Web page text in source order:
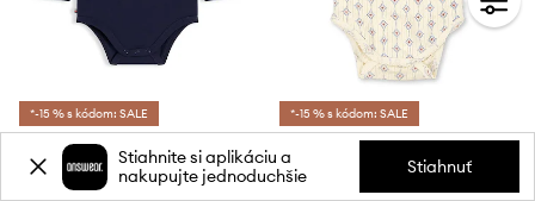
*-15 % s kódom: SALE
31,99 €
*-15 % s kódom: SALE
Konges Sløjd body dojčenské bavlnené MINNIE SS BODY GOTS
29,90 €
Stiahnite si aplikáciu a
nakupujte jednoduchšie
Stiahnuť